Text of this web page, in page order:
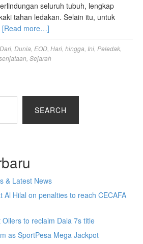
seluruh tubuh, lengkap
tahan ledakan. Selain itu, untuk
[Read more…]
Dari Dunia EOD Hari hingga Ini Peledak
Sejarah
SEARCH
& Latest News
Al Hilal on penalties to reach CECAFA
to reclaim Dala 7s title
as SportPesa Mega Jackpot